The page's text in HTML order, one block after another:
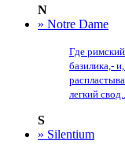
N
» Notre Dame
Где
базилика,-
легкий
S
» Silentium